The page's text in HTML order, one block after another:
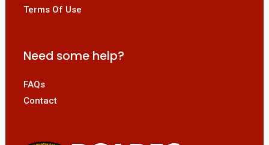
Terms Of Use
Need some help?
FAQs
Contact